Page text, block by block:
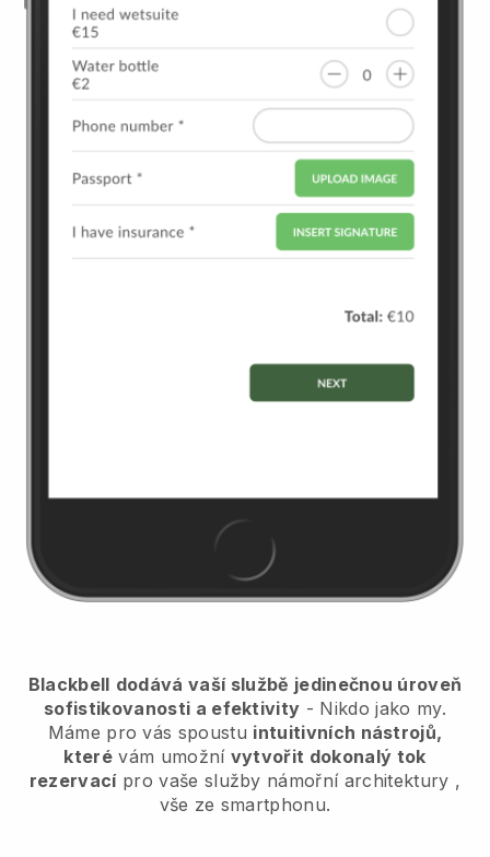
Blackbell dodává vaší službě jedinečnou úroveň
sofistikovanosti a efektivity - Nikdo jako my.
Máme pro vás spoustu intuitivních nástrojů,
které vám umožní vytvořit dokonalý tok
rezervací pro vaše služby námořní architektury ,
vše ze smartphonu.